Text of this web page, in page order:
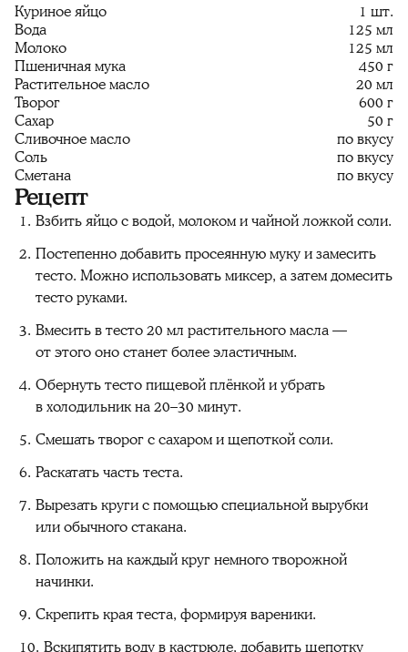
Куриное яйцо
1 шт.
Вода
125 мл
Молоко
125 мл
Пшеничная мука
450 г
Растительное масло
20 мл
Творог
600 г
Сахар
50 г
Сливочное масло
по вкусу
Соль
по вкусу
Сметана
по вкусу
Рецепт
Взбить яйцо с водой, молоком и чайной ложкой соли.
Постепенно добавить просеянную муку и замесить
тесто. Можно использовать миксер, а затем домесить
тесто руками.
Вмесить в тесто 20 мл растительного масла —
от этого оно станет более эластичным.
Обернуть тесто пищевой плёнкой и убрать
в холодильник на 20–30 минут.
Смешать творог с сахаром и щепоткой соли.
Раскатать часть теста.
Вырезать круги с помощью специальной вырубки
или обычного стакана.
Положить на каждый круг немного творожной
начинки.
Скрепить края теста, формируя вареники.